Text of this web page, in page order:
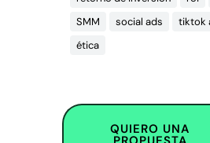
SMM
social ads
tiktok
ética
QUIERO UNA